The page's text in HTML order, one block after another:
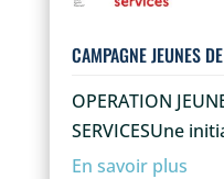
CAMPAGNE JEUNES
OPERATION
SERVICESUne
En savoir plus